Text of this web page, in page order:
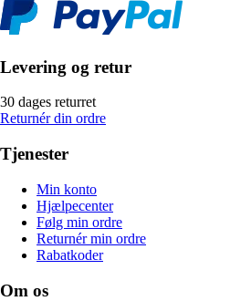
Levering og retur
30 dages returret
Returnér din ordre
Tjenester
Min konto
Hjælpecenter
Følg min ordre
Returnér min ordre
Rabatkoder
Om os